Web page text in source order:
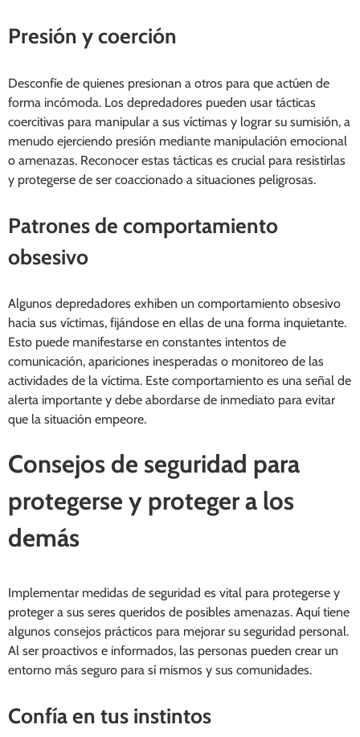
Presión y coerción
Desconfíe de quienes presionan a otros para que actúen de
forma incómoda. Los depredadores pueden usar tácticas
coercitivas para manipular a sus víctimas y lograr su sumisión, a
menudo ejerciendo presión mediante manipulación emocional
o amenazas. Reconocer estas tácticas es crucial para resistirlas
y protegerse de ser coaccionado a situaciones peligrosas.
Patrones de comportamiento
obsesivo
Algunos depredadores exhiben un comportamiento obsesivo
hacia sus víctimas, fijándose en ellas de una forma inquietante.
Esto puede manifestarse en constantes intentos de
comunicación, apariciones inesperadas o monitoreo de las
actividades de la víctima. Este comportamiento es una señal de
alerta importante y debe abordarse de inmediato para evitar
que la situación empeore.
Consejos de seguridad para
protegerse y proteger a los
demás
Implementar medidas de seguridad es vital para protegerse y
proteger a sus seres queridos de posibles amenazas. Aquí tiene
algunos consejos prácticos para mejorar su seguridad personal.
Al ser proactivos e informados, las personas pueden crear un
entorno más seguro para sí mismos y sus comunidades.
Confía en tus instintos